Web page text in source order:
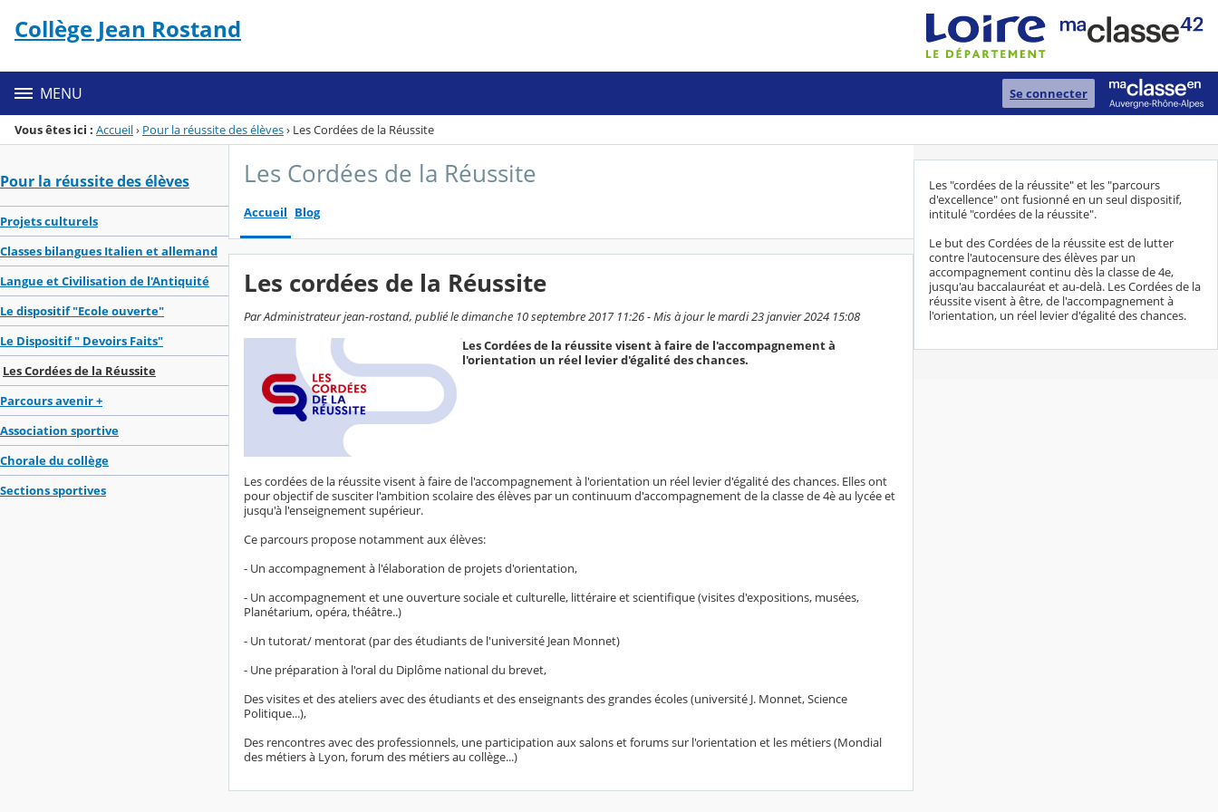
Menu de la rubrique
Contenu
Collège Jean Rostand
MENU Se connecter
Vous êtes ici : Accueil› Pour la réussite des élèves› Les Cordées de la Réussite
Pour la réussite des élèves
Projets culturels
Classes bilangues Italien et allemand
Langue et Civilisation de l'Antiquité
Le dispositif "Ecole ouverte"
Le Dispositif " Devoirs Faits"
Les Cordées de la Réussite
Parcours avenir +
Association sportive
Chorale du collège
Sections sportives
Les Cordées de la Réussite
Accueil Blog
Les cordées de la Réussite
Par Administrateur jean-rostand, publié le dimanche 10 septembre 2017 11:26 - Mis à jour le mardi 23 janvier 2024 15:08
Les Cordées de la réussite visent à faire de l'accompagnement à
l'orientation un réel levier d'égalité des chances.
Les cordées de la réussite visent à faire de l'accompagnement à l'orientation un réel levier d'égalité des chances. Elles ont
pour objectif de susciter l'ambition scolaire des élèves par un continuum d'accompagnement de la classe de 4è au lycée et
jusqu'à l'enseignement supérieur.
Ce parcours propose notamment aux élèves:
- Un accompagnement à l'élaboration de projets d'orientation,
- Un accompagnement et une ouverture sociale et culturelle, littéraire et scientifique (visites d'expositions, musées,
Planétarium, opéra, théâtre..)
- Un tutorat/ mentorat (par des étudiants de l'université Jean Monnet)
- Une préparation à l'oral du Diplôme national du brevet,
Des visites et des ateliers avec des étudiants et des enseignants des grandes écoles (université J. Monnet, Science
Politique...),
Des rencontres avec des professionnels, une participation aux salons et forums sur l'orientation et les métiers (Mondial
des métiers à Lyon, forum des métiers au collège...)
Les "cordées de la réussite" et les "parcours
d'excellence" ont fusionné en un seul dispositif,
intitulé "cordées de la réussite".
Le but des Cordées de la réussite est de lutter
contre l'autocensure des élèves par un
accompagnement continu dès la classe de 4e,
jusqu'au baccalauréat et au-delà. Les Cordées de la
réussite visent à être, de l'accompagnement à
l'orientation, un réel levier d'égalité des chances.